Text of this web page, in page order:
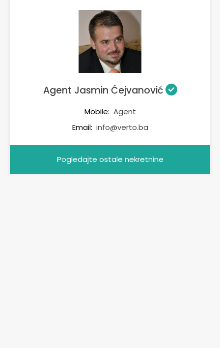
Agent Jasmin Ćejvanović
Mobile: Agent
Email: info@verto.ba
Pogledajte ostale nekretnine